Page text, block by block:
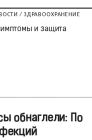
/ ЗДРАВООХРАНЕНИЕ
и защита
обнаглели: По